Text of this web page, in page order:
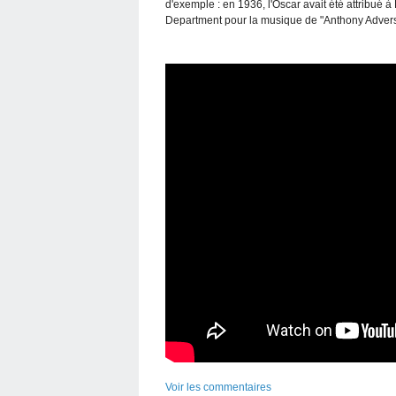
d'exemple : en 1936, l'Oscar avait été attribué
Department pour la musique de "Anthony
Voir les commentaires